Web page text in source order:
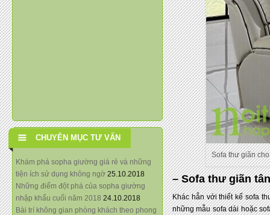
CHUYÊN MỤC TƯ VẤN
Khám phá sopha giường giá rẻ và những
tiện ích sử dụng không ngờ 25.10.2018
Những điểm đột phá của sopha giường
nhập khẩu cuối năm 2018 24.10.2018
Bài trí không gian phòng khách theo phong
Sofa thư giãn
– Sofa thư giãn
Khác hẳn với thiết kế sofa
những mẫu sofa dài hoặc